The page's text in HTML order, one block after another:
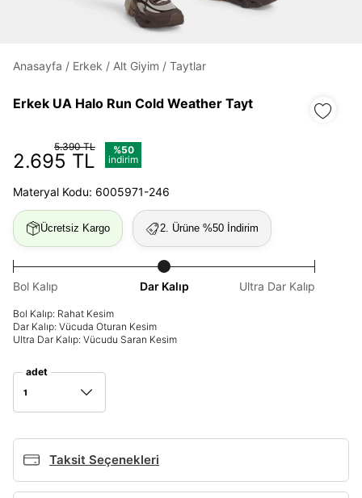
Anasayfa / Erkek / Alt Giyim / Taytlar
Erkek UA Halo Run Cold Weather Tayt
5.390 TL
2.695 TL
%50
indirim
Materyal Kodu: 6005971-246
Ücretsiz Kargo 2. Ürüne %50 İndirim
Bol Kalıp Dar Kalıp Ultra Dar Kalıp
Bol Kalıp: Rahat Kesim
Dar Kalıp: Vücuda Oturan Kesim
Ultra Dar Kalıp: Vücudu Saran Kesim
adet
1
Taksit Seçenekleri
Daha hızlı ödeme.
E-posta
Beni Hatırla Şifremi Unuttum
Ad*
Telefon Numarası*